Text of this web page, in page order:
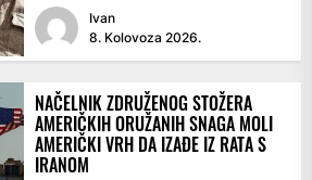
Ivan
8. Kolovoza 2026.
NAČELNIK ZDRUŽENOG STOŽERA
AMERIČKIH ORUŽANIH SNAGA MOLI
AMERIČKI VRH DA IZAĐE IZ RATA S
IRANOM